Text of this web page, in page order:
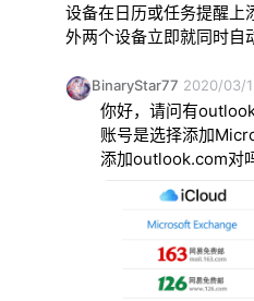
设备在日历或任务提醒上
外两个设备立即就同时自
BinaryStar77 2020/03/
你好，请问有
账号是选择添加
添加outlook.com对